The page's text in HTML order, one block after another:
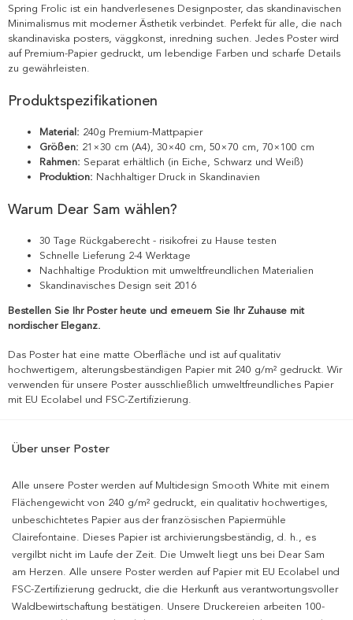
Spring Frolic ist ein handverlesenes Designposter, das skandinavischen
Minimalismus mit moderner Ästhetik verbindet. Perfekt für alle, die nach
skandinaviska posters, väggkonst, inredning suchen. Jedes Poster wird
auf Premium-Papier gedruckt, um lebendige Farben und scharfe Details
zu gewährleisten.
Produktspezifikationen
Material: 240g Premium-Mattpapier
Größen: 21×30 cm (A4), 30×40 cm, 50×70 cm, 70×100 cm
Rahmen: Separat erhältlich (in Eiche, Schwarz und Weiß)
Produktion: Nachhaltiger Druck in Skandinavien
Warum Dear Sam wählen?
30 Tage Rückgaberecht - risikofrei zu Hause testen
Schnelle Lieferung 2-4 Werktage
Nachhaltige Produktion mit umweltfreundlichen Materialien
Skandinavisches Design seit 2016
Bestellen Sie Ihr Poster heute und erneuern Sie Ihr Zuhause mit
nordischer Eleganz.
Das Poster hat eine matte Oberfläche und ist auf qualitativ
hochwertigem, alterungsbeständigen Papier mit 240 g/m² gedruckt. Wir
verwenden für unsere Poster ausschließlich umweltfreundliches Papier
mit EU Ecolabel und FSC-Zertifizierung.
Über unser Poster
Alle unsere Poster werden auf Multidesign Smooth White mit einem
Flächengewicht von 240 g/m² gedruckt, ein qualitativ hochwertiges,
unbeschichtetes Papier aus der französischen Papiermühle
Clairefontaine. Dieses Papier ist archivierungsbeständig, d. h., es
vergilbt nicht im Laufe der Zeit. Die Umwelt liegt uns bei Dear Sam
am Herzen. Alle unsere Poster werden auf Papier mit EU Ecolabel und
FSC-Zertifizierung gedruckt, die die Herkunft aus verantwortungsvoller
Waldbewirtschaftung bestätigen. Unsere Druckereien arbeiten 100-